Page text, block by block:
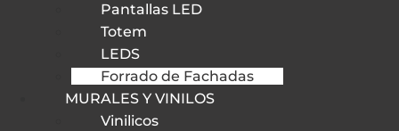
Pantallas LED
Totem
LEDS
Forrado de Fachadas
MURALES Y VINILOS
Vinilicos